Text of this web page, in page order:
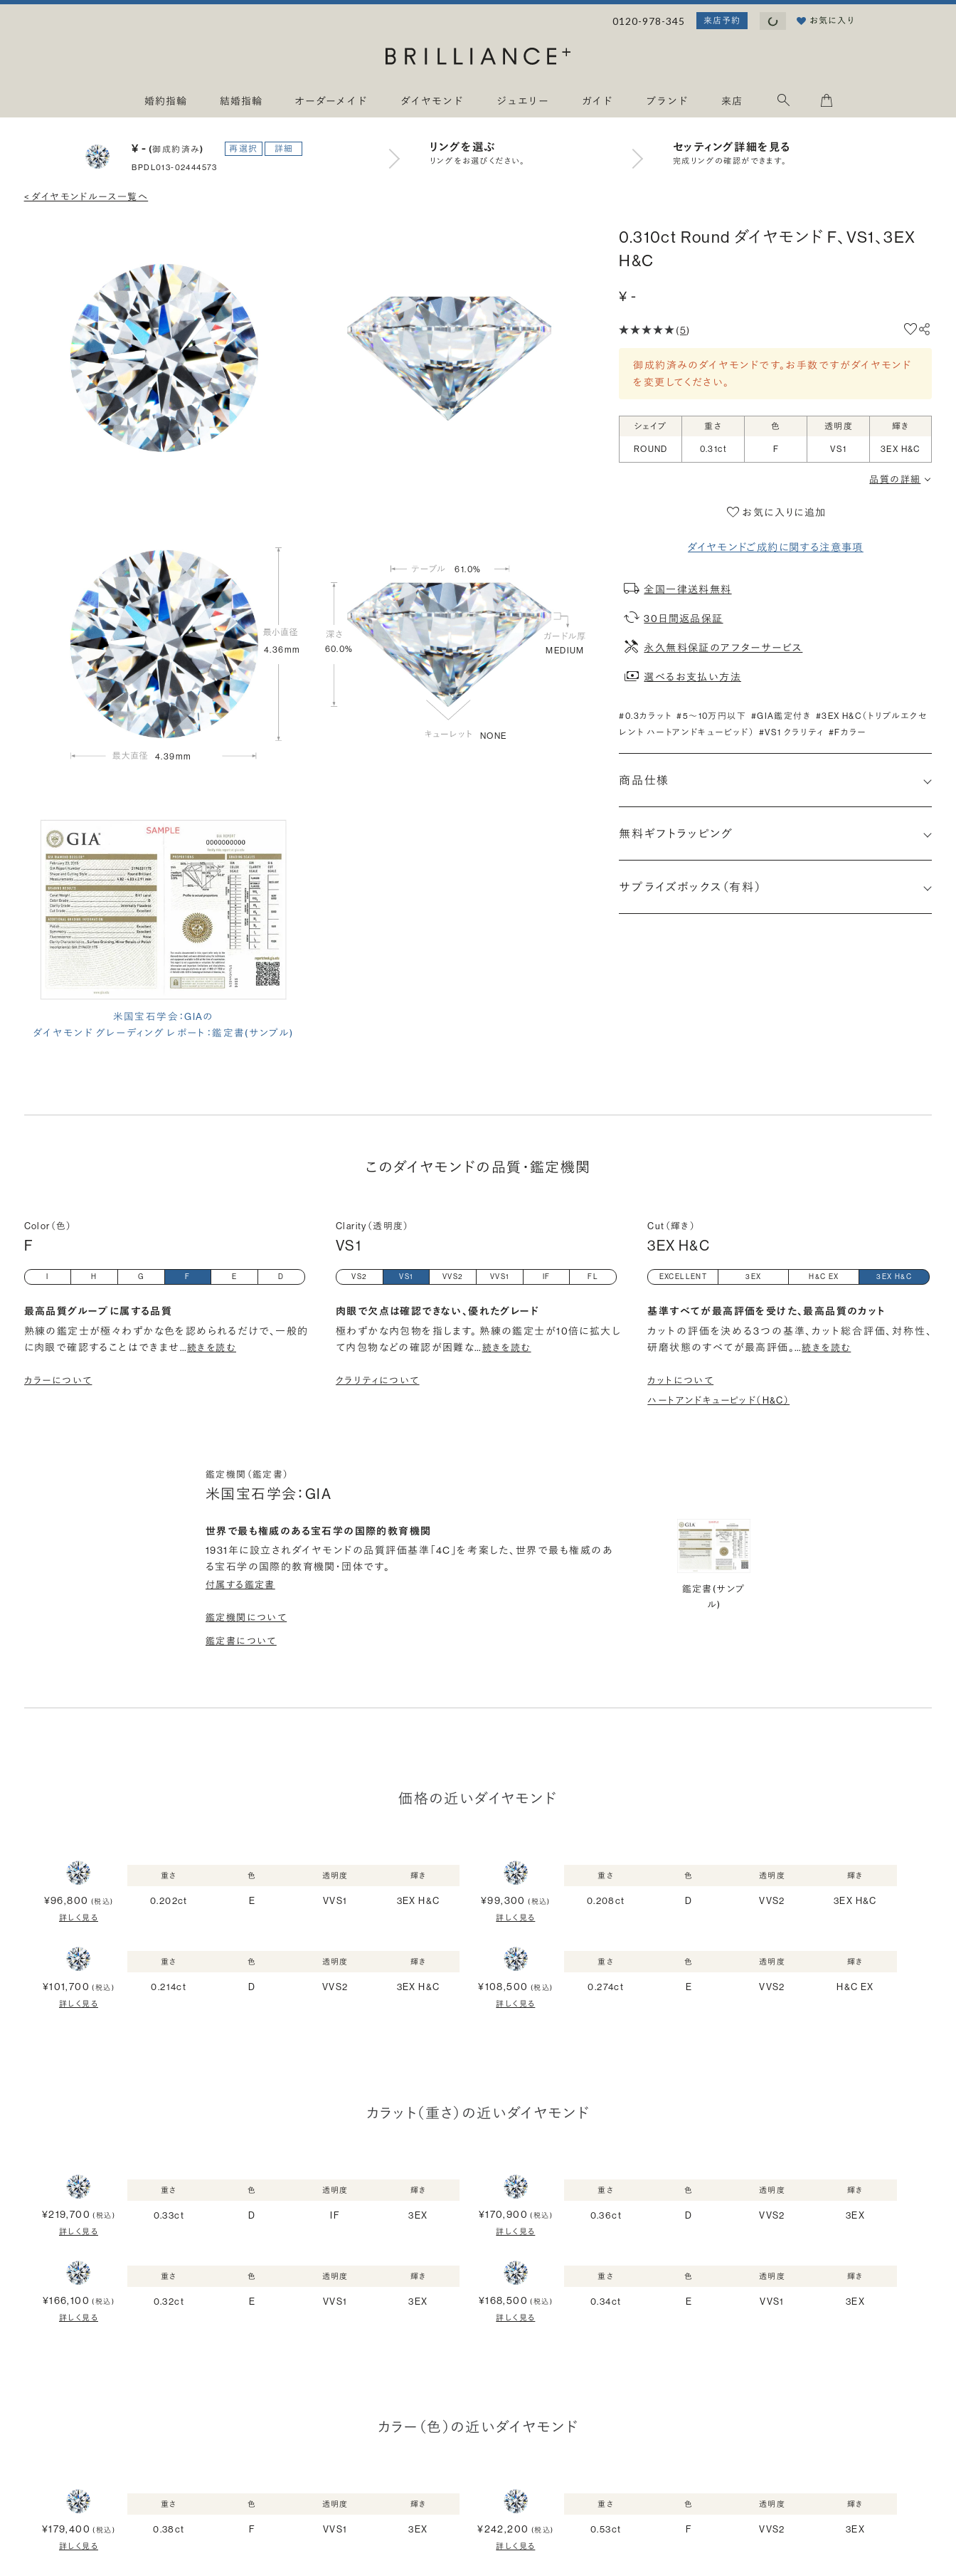
0120-978-345 来店予約 読み込み中...お気に入り
婚約指輪 結婚指輪 オーダーメイド ダイヤモンド ジュエリー ガイド ブランド 来店
¥ -(御成約済み) 再選択 詳細
BPDL013-02444573
リングを選ぶ
リングをお選びください。
セッティング詳細を見る
完成リングの確認ができます。
< ダイヤモンドルース一覧へ
4.36mm
4.39mm
60.0%
61.0%
MEDIUM
NONE
米国宝石学会：GIAの
ダイヤモンド グレーディング レポート：鑑定書(サンプル)
0.310ct Round ダイヤモンド F、VS1、3EX
H&C
¥ -
(5)
御成約済みのダイヤモンドです。お手数ですがダイヤモンド
を変更してください。
シェイプ 重さ 色 透明度 輝き
ROUND 0.31ct F VS1 3EX H&C
品質の詳細
お気に入りに追加
ダイヤモンドご成約に関する注意事項
全国一律送料無料
30日間返品保証
永久無料保証のアフターサービス
選べるお支払い方法
#0.3カラット #5〜10万円以下 #GIA鑑定付き #3EX H&C（トリプルエクセ
レント ハートアンドキューピッド）
#VS1 クラリティ #Fカラー
商品仕様
(最小直径-最大直径×深さ)
無料ギフトラッピング
サプライズボックス（有料）
このダイヤモンドの品質・鑑定機関
Color（色）
F
H G F E D
最高品質グループに属する品質
熟練の鑑定士が極々わずかな色を認められるだけで、一般的
に肉眼で確認することはできませ…続きを読む
カラーについて
Clarity（透明度）
VS1
VS2 VS1 VVS2 VVS1 IF FL
肉眼で欠点は確認できない、優れたグレード
極わずかな内包物を指します。 熟練の鑑定士が10倍に拡大し
て内包物などの確認が困難な…続きを読む
クラリティについて
Cut（輝き）
3EX H&C
EXCELLENT 3EX H&C EX 3EX H&C
基準すべてが最高評価を受けた、最高品質のカット
カットの評価を決める3つの基準、カット総合評価、対称性、
研磨状態のすべてが最高評価。…続きを読む
カットについて
ハートアンドキューピッド（H&C）
鑑定機関（鑑定書）
米国宝石学会：GIA
世界で最も権威のある宝石学の国際的教育機関
1931年に設立されダイヤモンドの品質評価基準「4C」を考案した、世界で最も権威のあ
る宝石学の国際的教育機関・団体です。
付属する鑑定書
鑑定機関について
鑑定書について
鑑定書(サンプ
ル)
価格の近いダイヤモンド
¥96,800 (税込)
詳しく見る
重さ
0.202ct
色
E
透明度
VVS1
輝き
3EX H&C ¥99,300 (税込)
詳しく見る
重さ
0.208ct
色
D
透明度
VVS2
輝き
3EX H&C
¥101,700 (税込)
詳しく見る
重さ
0.214ct
色
D
透明度
VVS2
輝き
3EX H&C ¥108,500 (税込)
詳しく見る
重さ
0.274ct
色
E
透明度
VVS2
輝き
H&C EX
カラット（重さ）の近いダイヤモンド
¥219,700 (税込)
詳しく見る
重さ
0.33ct
色
D
透明度
IF
輝き
3EX ¥170,900 (税込)
詳しく見る
重さ
0.36ct
色
D
透明度
VVS2
輝き
3EX
¥166,100 (税込)
詳しく見る
重さ
0.32ct
色
E
透明度
VVS1
輝き
3EX ¥168,500 (税込)
詳しく見る
重さ
0.34ct
色
E
透明度
VVS1
輝き
3EX
カラー（色）の近いダイヤモンド
¥179,400 (税込)
詳しく見る
重さ
0.38ct
色
F
透明度
VVS1
輝き
3EX ¥242,200 (税込)
詳しく見る
重さ
0.53ct
色
F
透明度
VVS2
輝き
3EX